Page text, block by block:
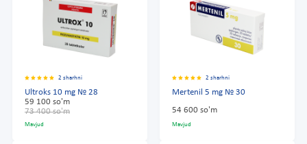
2 sharhni
Ultroks 10 mg № 28
59 100 so'm
73 400 so'm
Mavjud
2 sharhni
Mertenil 5 mg № 30
54 600 so'm
Mavjud